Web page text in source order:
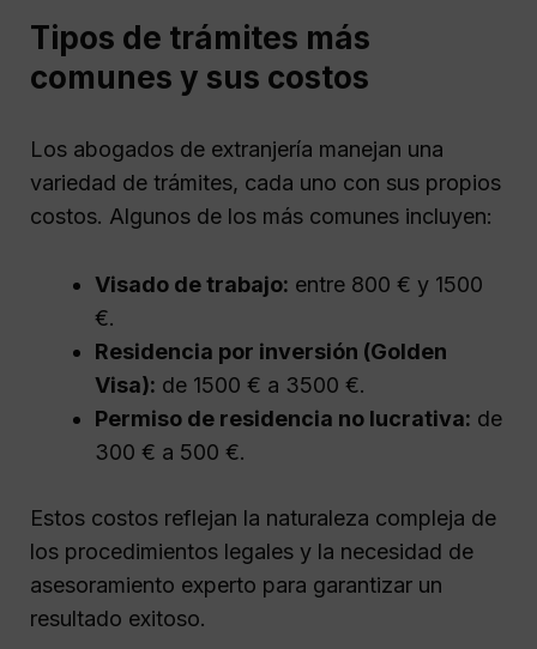
Tipos de trámites más
comunes y sus costos
Los abogados de extranjería manejan una
variedad de trámites, cada uno con sus propios
costos. Algunos de los más comunes incluyen:
Visado de trabajo: entre 800 € y 1500
€.
Residencia por inversión (Golden
Visa): de 1500 € a 3500 €.
Permiso de residencia no lucrativa: de
300 € a 500 €.
Estos costos reflejan la naturaleza compleja de
los procedimientos legales y la necesidad de
asesoramiento experto para garantizar un
resultado exitoso.